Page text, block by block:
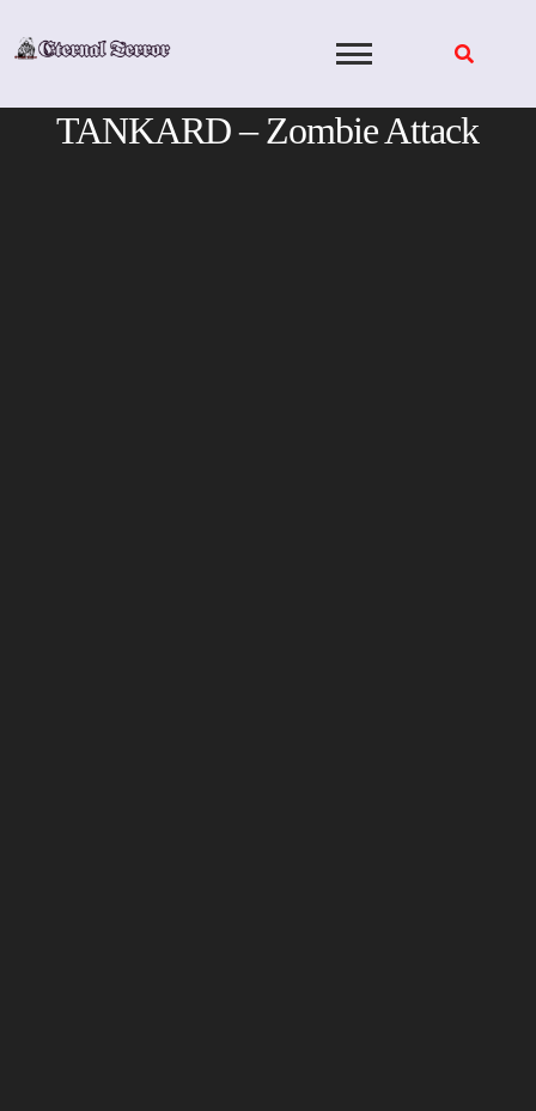
TANKARD – Zombie Attack